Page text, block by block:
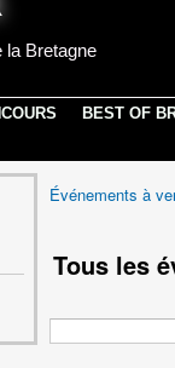
la Bretagne
BEST OF
Événements à
Tous les